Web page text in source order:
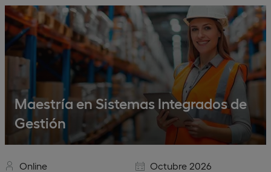
Maestría en Sistemas Integrados de
Gestión
Online
Octubre 2026